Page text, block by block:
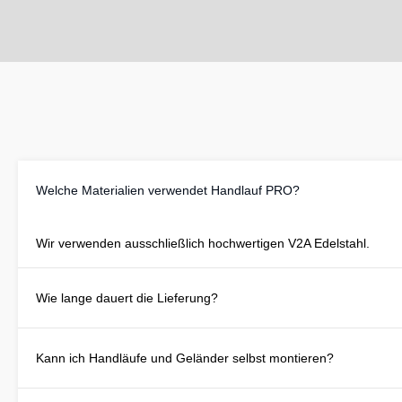
Welche Materialien verwendet Handlauf PRO?
Wir verwenden ausschließlich hochwertigen V2A Edelstahl.
Wie lange dauert die Lieferung?
Kann ich Handläufe und Geländer selbst montieren?